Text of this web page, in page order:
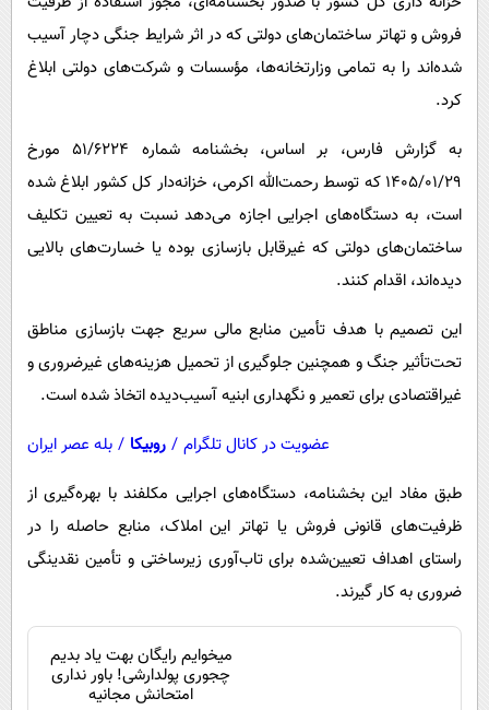
فناوری
گوناگون
محیط زیست
سلامت
حیات وحش
سیاست خارجی
روانشناسی
آشپزی
فروش و تهاتر ساختمان‌های دولتی که در اثر شرایط جنگی دچار آسیب
شده‌اند را به تمامی وزارتخانه‌ها، مؤسسات و شرکت‌های دولتی ابلاغ
کرد.
به گزارش فارس، بر اساس، بخشنامه شماره ۵۱/۶۲۲۴ مورخ
۱۴۰۵/۰۱/۲۹ که توسط رحمت‌الله اکرمی، خزانه‌دار کل کشور ابلاغ شده
است، به دستگاه‌های اجرایی اجازه می‌دهد نسبت به تعیین تکلیف
ساختمان‌های دولتی که غیرقابل بازسازی بوده یا خسارت‌های بالایی
دیده‌اند، اقدام کنند.
این تصمیم با هدف تأمین منابع مالی سریع جهت بازسازی مناطق
تحت‌تأثیر جنگ و همچنین جلوگیری از تحمیل هزینه‌های غیرضروری و
غیراقتصادی برای تعمیر و نگهداری ابنیه آسیب‌دیده اتخاذ شده است.
عضویت در کانال تلگرام / روبیکا / بله عصر ایران
طبق مفاد این بخشنامه، دستگاه‌های اجرایی مکلفند با بهره‌گیری از
ظرفیت‌های قانونی فروش یا تهاتر این املاک، منابع حاصله را در
راستای اهداف تعیین‌شده برای تاب‌آوری زیرساختی و تأمین نقدینگی
ضروری به کار گیرند.
میخوایم رایگان بهت یاد بدیم
چجوری پولدارشی! باور نداری
امتحانش مجانیه